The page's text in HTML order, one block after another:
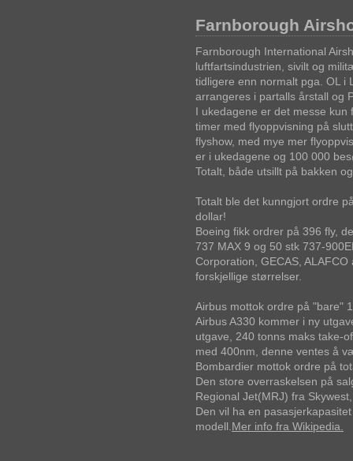
Farnborough
Farnborough International
luftfartsindustrien, sivilt og
tidligere enn normalt pga. OL i
arrangeres i partalls årstall og
I ukedagene er det messe
timer med flyoppvisning på
flyshow, med mye mer
er i ukedagene og 100 000
Totalt, både utsillt på bakken
Totalt ble det kunngjort ordre
dollar!
Boeing fikk ordrer på 396 fly,
737 MAX 9 og 50 stk 737-
Corporation, GECAS,
forskjellige størrelser.
Airbus mottok ordre på "bare"
Airbus A330 kommer i ny
utgave, 240 tonns maks take-
med 400nm, denne ventes å
Bombardier mottok ordre på
Den store overraskelsen på
Regional Jet(MRJ) fra
Den vil ha en
modell. Mer info fra Wikipedia.